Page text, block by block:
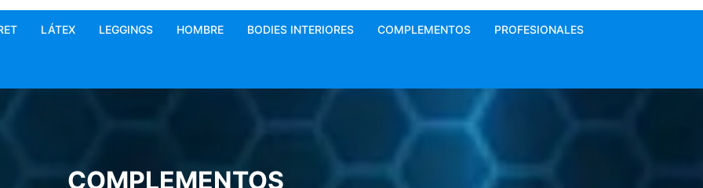
LÁTEX LEGGINGS HOMBRE BODIES INTERIORES COMPLEMENTOS PROFESIONALES
COMPLEMENTOS